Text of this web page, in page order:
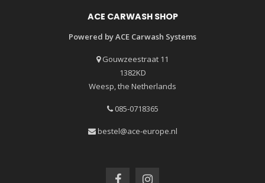
ACE CARWASH SHOP
Powered by ACE Carwash Systems
Gouwzeestraat 11
1382KD
Weesp, the Netherlands
085-0718365
bestel@ace-europe.nl